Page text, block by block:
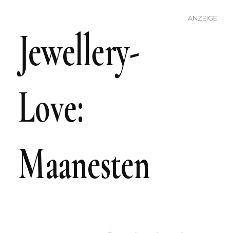
ANZEIGE
Jewellery-
Love:
Maanesten